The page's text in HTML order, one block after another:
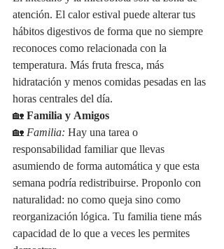
atención. El calor estival puede alterar tus
hábitos digestivos de forma que no siempre
reconoces como relacionada con la
temperatura. Más fruta fresca, más
hidratación y menos comidas pesadas en las
horas centrales del día.
🏡 Familia y Amigos
🏡 Familia: Hay una tarea o
responsabilidad familiar que llevas
asumiendo de forma automática y que esta
semana podría redistribuirse. Proponlo con
naturalidad: no como queja sino como
reorganización lógica. Tu familia tiene más
capacidad de lo que a veces les permites